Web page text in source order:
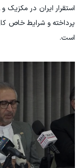
استقرار ایران در مکزیک
پرداخته و شرایط خاص
است.